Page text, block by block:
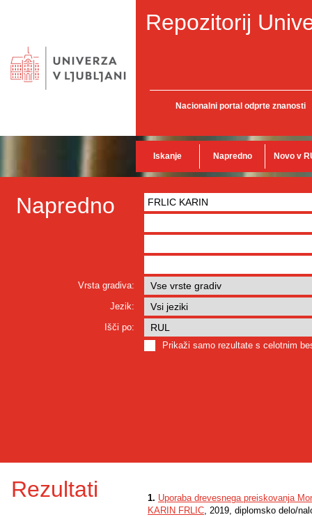
Repozitorij
Nacionalni portal odprte znanosti
Iskanje Napredno Novo v
Napredno
Vrsta gradiva:
Jezik:
Išči po:
Prikaži samo rezultate s celotnim
Rezultati 1. Uporaba drevesnega preiskovanja
KARIN FRLIC, 2019, diplomsko delo/